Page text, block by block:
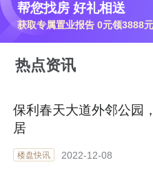
帮您找房 好礼相送
获取专属置业报告 0元领3888
热点资讯
保利春天大道外邻公园
居
楼盘快讯 2022-12-08